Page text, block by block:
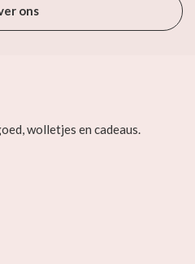
ons
wolletjes en cadeaus.